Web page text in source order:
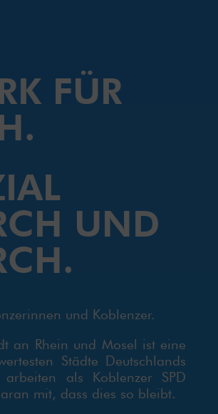
FÜR
UND
und Koblenzer.
an Rhein und Mosel ist eine
Städte Deutschlands
als Koblenzer SPD
mit, dass dies so bleibt.